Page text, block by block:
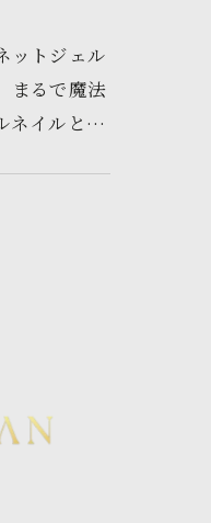
ットジェル
まるで魔法
ネイルとい